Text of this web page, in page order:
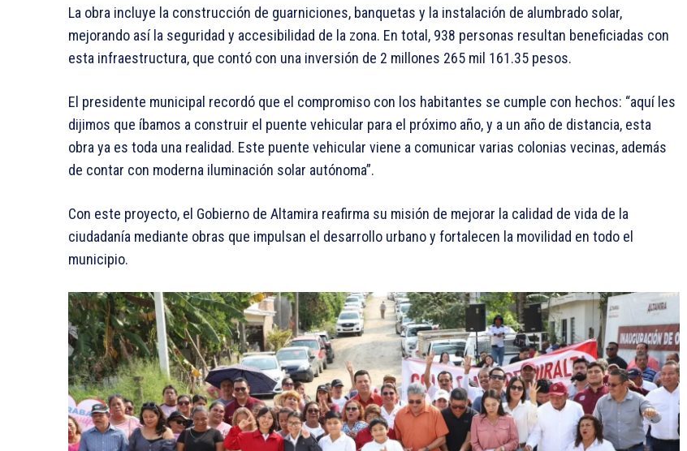
La obra incluye la construcción de guarniciones, banquetas y la instalación de alumbrado solar,
mejorando así la seguridad y accesibilidad de la zona. En total, 938 personas resultan beneficiadas con
esta infraestructura, que contó con una inversión de 2 millones 265 mil 161.35 pesos.
El presidente municipal recordó que el compromiso con los habitantes se cumple con hechos: “aquí les
dijimos que íbamos a construir el puente vehicular para el próximo año, y a un año de distancia, esta
obra ya es toda una realidad. Este puente vehicular viene a comunicar varias colonias vecinas, además
de contar con moderna iluminación solar autónoma”.
Con este proyecto, el Gobierno de Altamira reafirma su misión de mejorar la calidad de vida de la
ciudadanía mediante obras que impulsan el desarrollo urbano y fortalecen la movilidad en todo el
municipio.